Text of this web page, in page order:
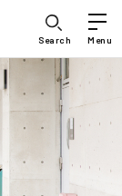
Search Menu